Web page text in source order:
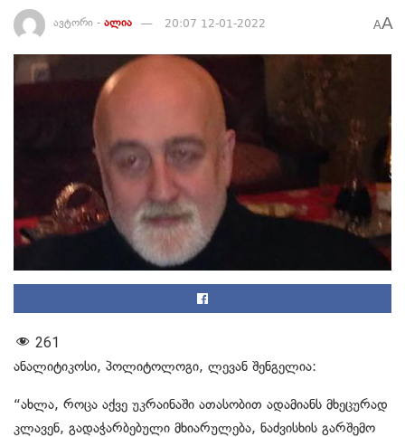
ავტორი - ალია 20:07 12-01-2022 AA
261
ანალიტიკოსი, პოლიტოლოგი, ლევან შენგელია:
“ახლა, როცა აქვე უკრაინაში ათასობით ადამიანს მხეცურად
კლავენ, გადაჭარბებული მხიარულება, ნაძვისხის გარშემო